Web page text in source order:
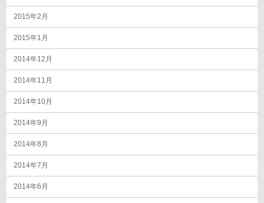
2015年2月
2015年1月
2014年12月
2014年11月
2014年10月
2014年9月
2014年8月
2014年7月
2014年6月